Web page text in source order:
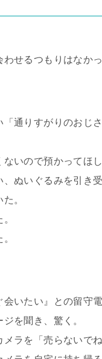
せるつもりはなかっ
通りすがりのおじ
いので預かってほ
ぬいぐるみを引き受
。
いたい』との留守
を聞き、驚く。
ラを「売らないで